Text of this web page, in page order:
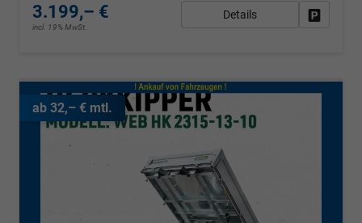
3.199,– €
incl. 19% MwSt.
Details
ab 32,– € mtl.